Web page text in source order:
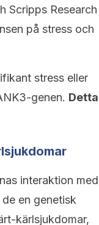
Scripps Research
på stress och
stress eller
genen. Detta
interaktion med
en genetisk
kärlsjukdomar,